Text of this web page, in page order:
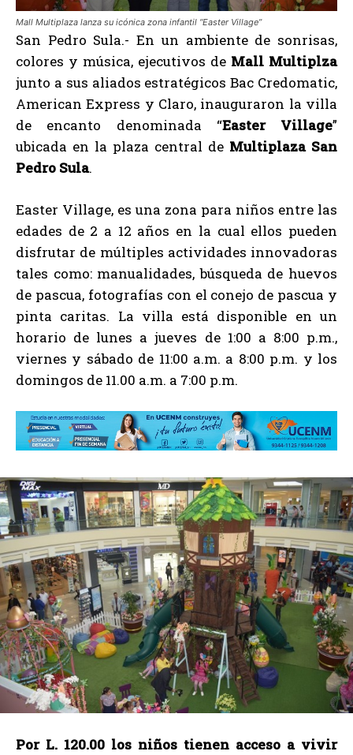
Mall Multiplaza lanza su icónica zona infantil “Easter Village”
San Pedro Sula.- En un ambiente de sonrisas,
colores y música, ejecutivos de Mall Multiplza
junto a sus aliados estratégicos Bac Credomatic,
American Express y Claro, inauguraron la villa
de encanto denominada “Easter Village”
ubicada en la plaza central de Multiplaza San
Pedro Sula.
Easter Village, es una zona para niños entre las
edades de 2 a 12 años en la cual ellos pueden
disfrutar de múltiples actividades innovadoras
tales como: manualidades, búsqueda de huevos
de pascua, fotografías con el conejo de pascua y
pinta caritas. La villa está disponible en un
horario de lunes a jueves de 1:00 a 8:00 p.m.,
viernes y sábado de 11:00 a.m. a 8:00 p.m. y los
domingos de 11.00 a.m. a 7:00 p.m.
Por L. 120.00 los niños tienen acceso a vivir